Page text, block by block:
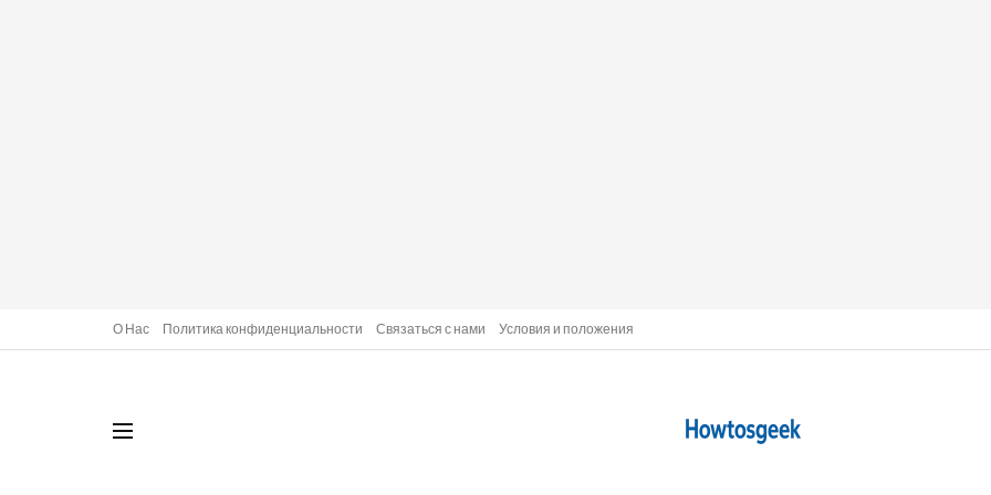
О Нас Политика конфиденциальности Связаться с нами Условия и положения